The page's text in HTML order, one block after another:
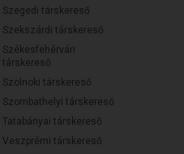
Szegedi társkereső
Szekszárdi társkereső
Székesfehérvári
társkereső
Szolnoki társkereső
Szombathelyi társkereső
Tatabányai társkereső
Veszprémi társkereső